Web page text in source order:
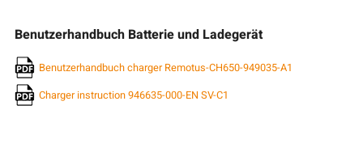
Benutzerhandbuch Batterie und Ladegerät
Benutzerhandbuch charger Remotus-CH650-949035-A1
Charger instruction 946635-000-EN SV-C1